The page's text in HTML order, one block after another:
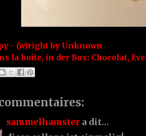
- (w)right by Unknown
la boîte, in der Box: Chocolat,
sammelhamster a dit…